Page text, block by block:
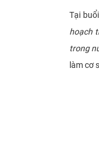
Tại
hoạch
trong
làm cơ